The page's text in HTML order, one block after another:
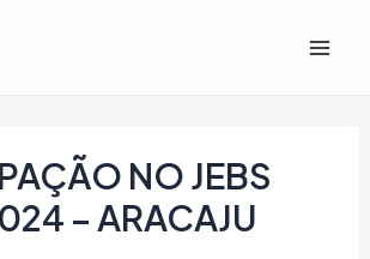
NO JEBS
– ARACAJU